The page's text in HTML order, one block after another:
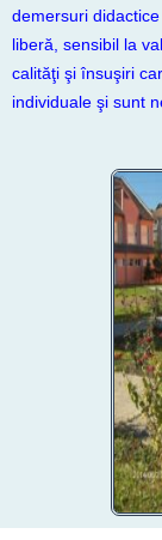
demersuri
liberă, sensibil la
calităţi şi însuşiri
individuale şi sunt